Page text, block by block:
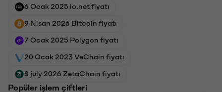
6 Ocak 2025 io.net fiyatı
9 Nisan 2026 Bitcoin fiyatı
7 Ocak 2025 Polygon fiyatı
20 Ocak 2023 VeChain fiyatı
8 july 2026 ZetaChain fiyatı
Popüler işlem çiftleri